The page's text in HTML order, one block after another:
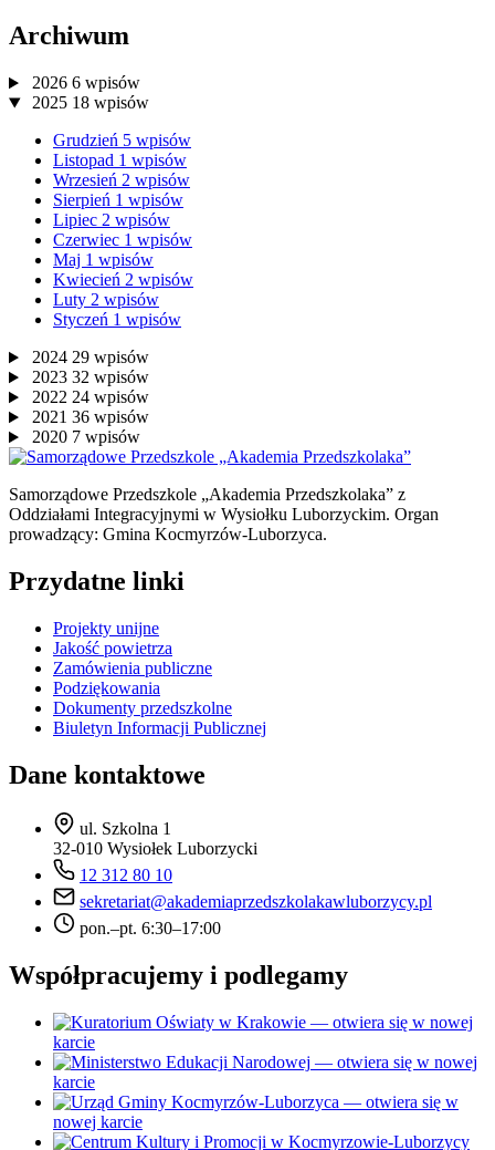
Archiwum
2026 6wpisów
2025 18wpisów
Grudzień 5 wpisów
Listopad 1 wpisów
Wrzesień 2 wpisów
Sierpień 1 wpisów
Lipiec 2 wpisów
Czerwiec 1 wpisów
Maj 1 wpisów
Kwiecień 2 wpisów
Luty 2 wpisów
Styczeń 1 wpisów
2024 29wpisów
2023 32 wpisów
2022 24wpisów
2021 36wpisów
2020 7wpisów
Samorządowe Przedszkole „Akademia Przedszkolaka” z
Oddziałami Integracyjnymi w Wysiołku Luborzyckim. Organ
prowadzący: Gmina Kocmyrzów-Luborzyca.
Przydatne linki
Projekty unijne
Jakość powietrza
Zamówienia publiczne
Podziękowania
Dokumenty przedszkolne
Biuletyn Informacji Publicznej
Dane kontaktowe
ul. Szkolna 1
32-010 Wysiołek Luborzycki
12 312 80 10
sekretariat@akademiaprzedszkolakawluborzycy.pl
pon.–pt. 6:30–17:00
Współpracujemy i podlegamy
— otwiera się w nowej
karcie
— otwiera się w nowej
karcie
— otwiera się w
nowej karcie